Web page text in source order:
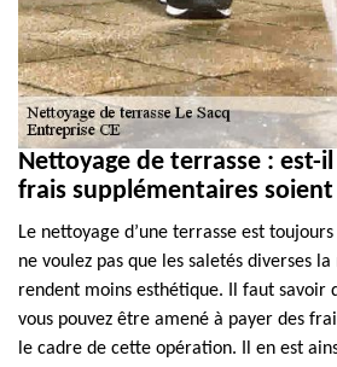
Nettoyage de terrasse : est-
frais supplémentaires soient
Le nettoyage d’une terrasse est
ne voulez pas que les saletés diverses
rendent moins esthétique. Il faut savoir
vous pouvez être amené à payer des
le cadre de cette opération. Il en est